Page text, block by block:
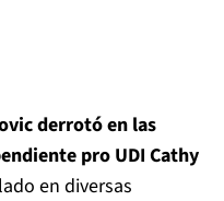
derrotó en las
pro UDI Cathy
en diversas